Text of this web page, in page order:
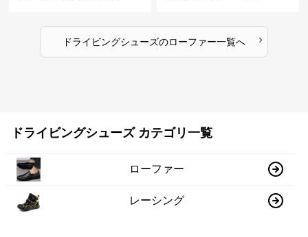
ドライビングシューズのローファー一覧へ ›
ドライビングシューズ カテゴリ一覧
ローファー
レーシング